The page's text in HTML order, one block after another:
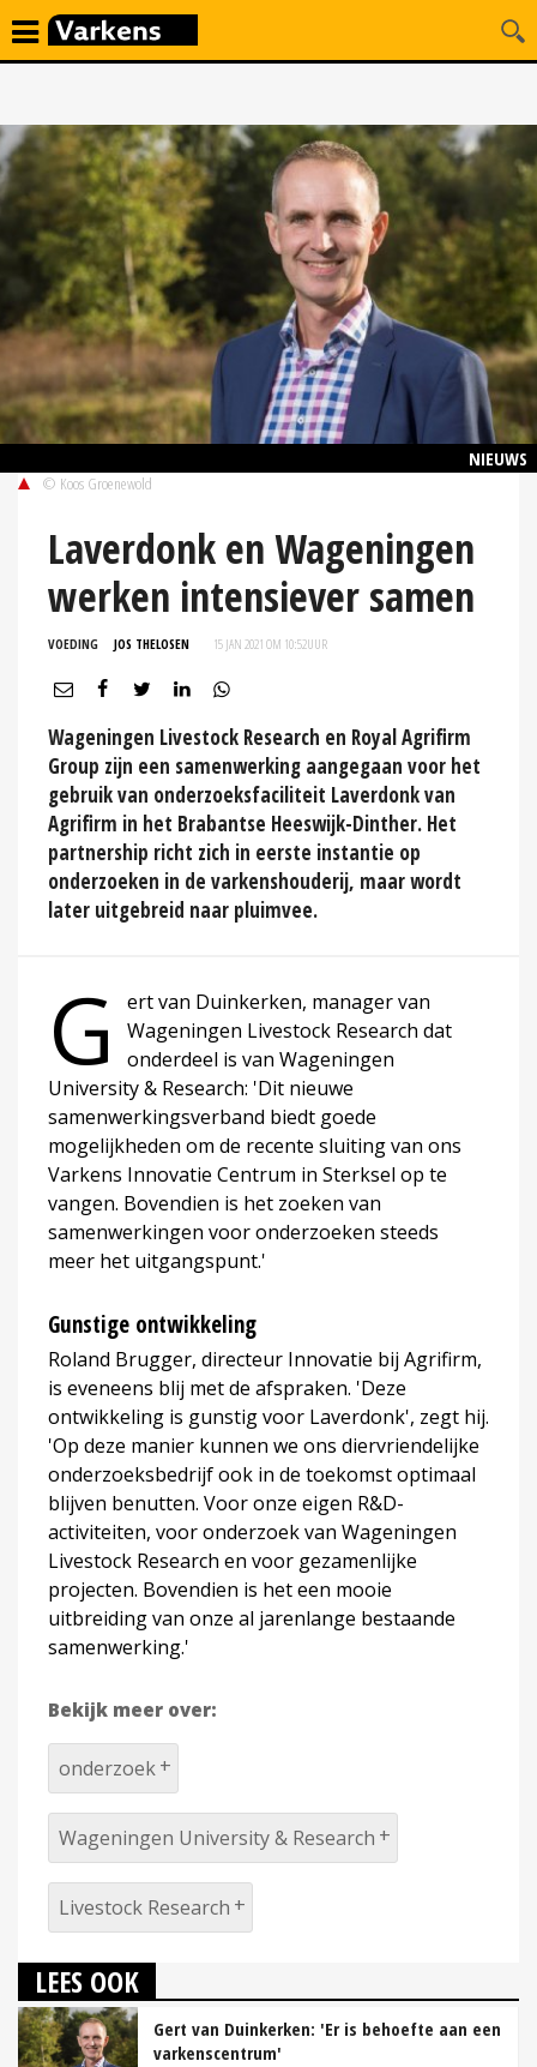
NIEUWS
© Koos Groenewold
Laverdonk en Wageningen
werken intensiever samen
VOEDING JOS THELOSEN 15 JAN 2021 OM 10:52UUR
Wageningen Livestock Research en Royal Agrifirm
Group zijn een samenwerking aangegaan voor het
gebruik van onderzoeksfaciliteit Laverdonk van
Agrifirm in het Brabantse Heeswijk-Dinther. Het
partnership richt zich in eerste instantie op
onderzoeken in de varkenshouderij, maar wordt
later uitgebreid naar pluimvee.
G
ert van Duinkerken, manager van
Wageningen Livestock Research dat
onderdeel is van Wageningen
University & Research: 'Dit nieuwe
samenwerkingsverband biedt goede
mogelijkheden om de recente sluiting van ons
Varkens Innovatie Centrum in Sterksel op te
vangen. Bovendien is het zoeken van
samenwerkingen voor onderzoeken steeds
meer het uitgangspunt.'
Gunstige ontwikkeling
Roland Brugger, directeur Innovatie bij Agrifirm,
is eveneens blij met de afspraken. 'Deze
ontwikkeling is gunstig voor Laverdonk', zegt hij.
'Op deze manier kunnen we ons diervriendelijke
onderzoeksbedrijf ook in de toekomst optimaal
blijven benutten. Voor onze eigen R&D-
activiteiten, voor onderzoek van Wageningen
Livestock Research en voor gezamenlijke
projecten. Bovendien is het een mooie
uitbreiding van onze al jarenlange bestaande
samenwerking.'
Bekijk meer over:
onderzoek
Wageningen University & Research
Livestock Research
LEES OOK
Gert van Duinkerken: 'Er is behoefte aan een
varkenscentrum'